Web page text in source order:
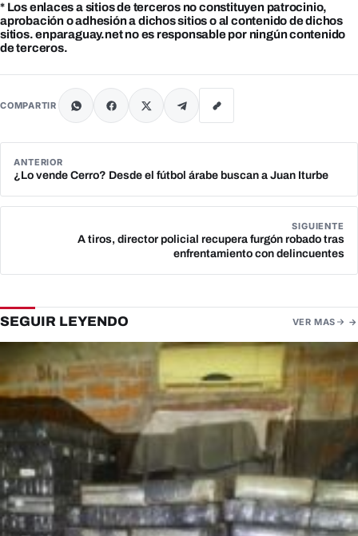
* Los enlaces a sitios de terceros no constituyen patrocinio,
aprobación o adhesión a dichos sitios o al contenido de dichos
sitios. enparaguay.net no es responsable por ningún contenido
de terceros.
COMPARTIR
ANTERIOR
¿Lo vende Cerro? Desde el fútbol árabe buscan a Juan Iturbe
SIGUIENTE
A tiros, director policial recupera furgón robado tras
enfrentamiento con delincuentes
SEGUIR LEYENDO VER MAS